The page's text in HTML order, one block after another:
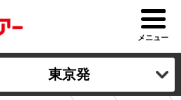
メニュー
東京発